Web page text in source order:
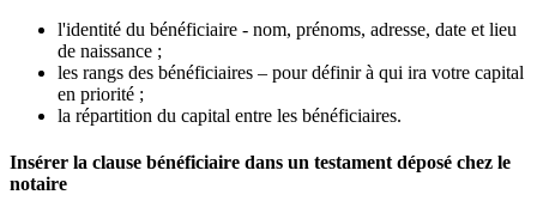
l'identité du bénéficiaire - nom, prénoms, adresse, date et lieu
de naissance ;
les rangs des bénéficiaires – pour définir à qui ira votre capital
en priorité ;
la répartition du capital entre les bénéficiaires.
Insérer la clause bénéficiaire dans un testament déposé chez le
notaire